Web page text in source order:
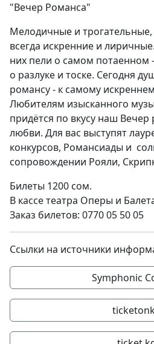
"Вечер Романса"
Мелодичные и
всегда искренние и
них пели о самом потаенном
о разлуке и тоске. Сегодня
романсу - к самому
Любителям изысканного
придётся по вкусу наш
любви. Для вас выступят
конкурсов, Романсиады и
сопровождении Рояли,
Билеты 1200 сом.
В кассе театра Оперы и
Заказ билетов: 0770 05 50 05
Ссылки на источники
Symphonic